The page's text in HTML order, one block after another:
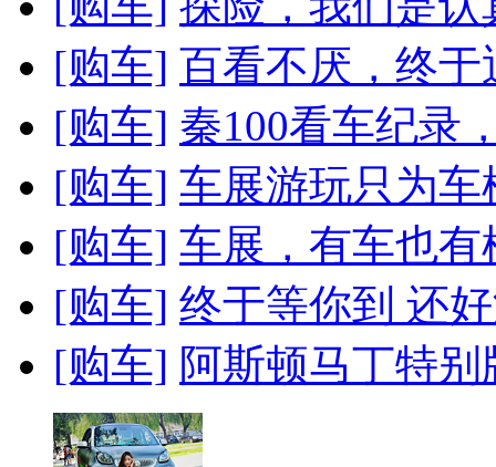
[购车] 百看不厌，终于
[购车] 秦100看车纪录
[购车] 车展游玩只为车
[购车] 车展，有车也
[购车] 终于等你到 还
[购车] 阿斯顿马丁特